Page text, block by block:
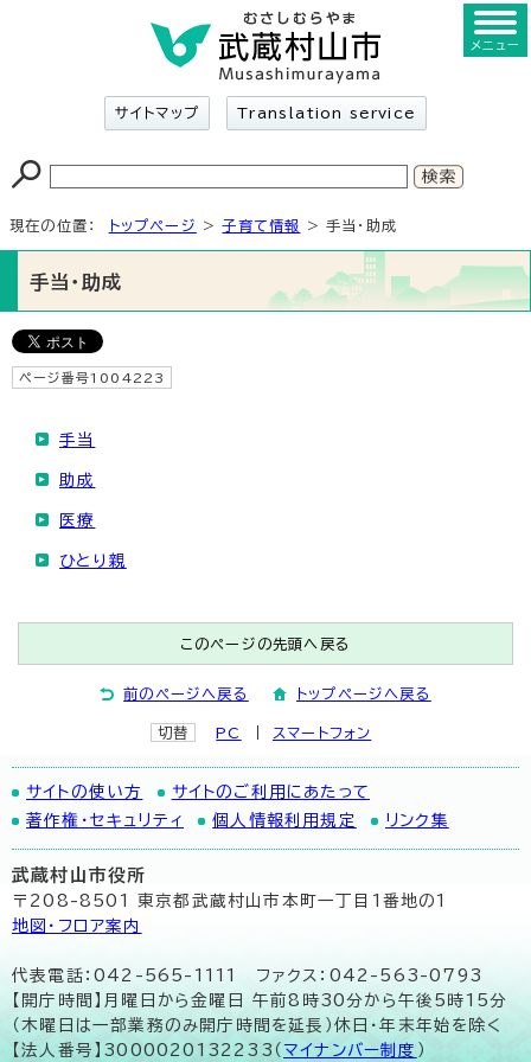
サイトマップ Translation service
メニュー
現在の位置： トップページ >子育て情報 > 手当・助成
手当・助成
ページ番号1004223
手当
助成
医療
ひとり親
このページの先頭へ戻る
前のページへ戻る トップページへ戻る
切替 PC スマートフォン
サイトの使い方
サイトのご利用にあたって
著作権・セキュリティ
個人情報利用規定 リンク集
武蔵村山市役所
〒208-8501 東京都武蔵村山市本町一丁目1番地の1
地図･フロア案内
代表電話：042-565-1111 ファクス：042-563-0793
【開庁時間】月曜日から金曜日 午前8時30分から午後5時15分
（木曜日は一部業務のみ開庁時間を延長）休日・年末年始を除く
【法人番号】3000020132233（ マイナンバー制度 ）